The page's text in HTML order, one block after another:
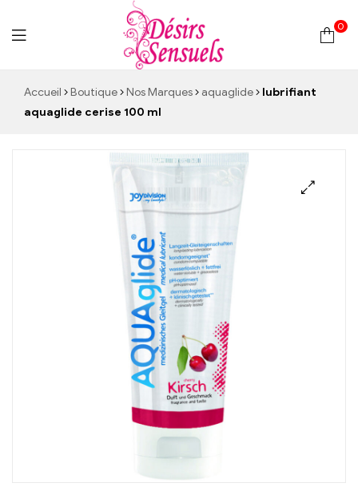
Desirs
0
Accueil Boutique Nos Marques aquaglide
lubrifiant
aquaglide cerise 100 ml